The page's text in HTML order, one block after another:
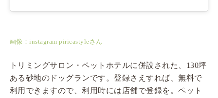
画像：instagram piricastyleさん
トリミングサロン・ペットホテルに併設された、130坪
ある砂地のドッグランです。登録さえすれば、無料で
利用できますので、利用時には店舗で登録を。ペット